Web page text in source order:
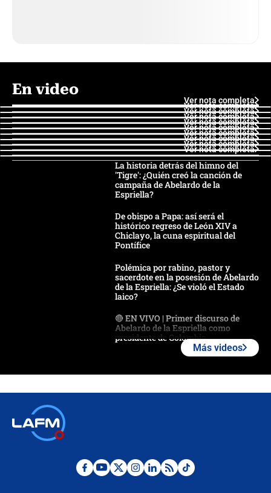
En video
Ver nota completa
Ver nota completa
Ver nota completa
Ver nota completa
Ver nota completa
Ver nota completa
Ver nota completa
Ver nota completa
Ver nota completa
Ver nota completa
La historia detrás del himno del
'Tigre': ¿Quién creó la canción de
campaña de Abelardo de la
Espriella?
De obispo a Papa: así será el
histórico regreso de León XIV a
Chiclayo, la cuna espiritual del
Pontífice
Polémica por rabino, pastor y
sacerdote en la posesión de Abelardo
de la Espriella: ¿Se violó el Estado
laico?
🔴 EN VIVO | Primer discurso de
Abelardo de la Espriella como
presidente de Colombia
Desde dermatitis hasta infecciones:
Más videos